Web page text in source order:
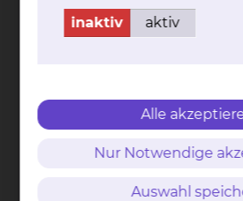
Ma­rie
Celler Straße 38, 38114
Tel.:+49 531
Per E-Mail
inaktiv aktiv
Alle
Nur Notwendige
Auswahl